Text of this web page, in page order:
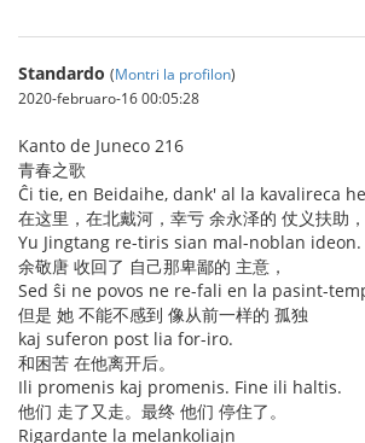
Standardo (Montri la profilon)
2020-februaro-16 00:05:28
Kanto de Juneco 216
青春之歌
Ĉi tie, en Beidaihe, dank' al la kavalireca
在这里，在北戴河，幸亏 余永泽的 仗义扶助，
Yu Jingtang re-tiris sian mal-noblan ideon.
余敬唐 收回了 自己那卑鄙的 主意，
Sed ŝi ne povos ne re-fali en la pasint-
但是 她 不能不感到 像从前一样的 孤独
kaj suferon post lia for-iro.
和困苦 在他离开后。
Ili promenis kaj promenis. Fine ili haltis.
他们 走了又走。最终 他们 停住了。
Rigardante la melankoliajn